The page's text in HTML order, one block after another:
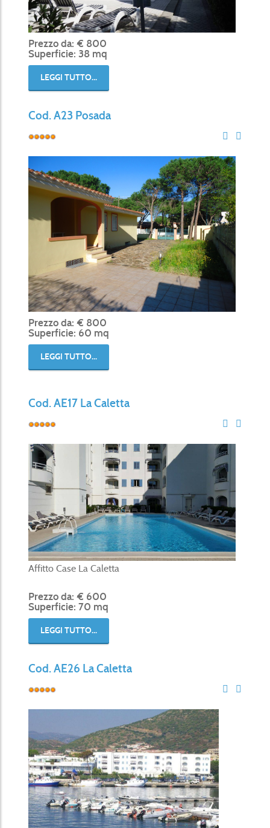
Prezzo da: € 800
Superficie: 38 mq
LEGGI TUTTO...
Cod. A23 Posada
Prezzo da: € 800
Superficie: 60 mq
LEGGI TUTTO...
Cod. AE17 La Caletta
Affitto Case La Caletta
Prezzo da: € 600
Superficie: 70 mq
LEGGI TUTTO...
Cod. AE26 La Caletta